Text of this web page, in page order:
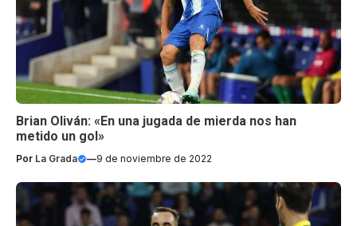
Brian Oliván: «En una jugada de mierda nos han
metido un gol»
Por La Grada —9 de noviembre de 2022